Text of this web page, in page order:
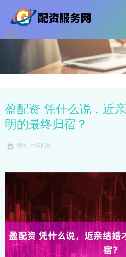
盈配资 凭什么说，近
明的最终归宿？
网站：中承配资